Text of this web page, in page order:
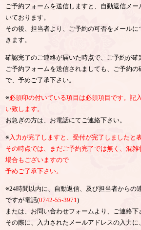
ご予約フォームを送信しますと、自動返信メ
いております。
その後、担当者より、ご予約の可否をメール
きます。
確認完了のご連絡が届いた時点で、ご予約が確
ご予約フォームを送信されましても、ご予約
で、予めご了承下さい。
※必須印の付いている項目は必須項目です。記
い致します。
お急ぎの方は、お電話にてご連絡下さい。
※ 入力が完了しますと、受付が完了しましたと
その時点では、まだご予約完了では無く、混
場合もございますので
予めご了承下さい。
※24時間以内に、自動返信、及び担当者からの
ですが電話(0742-55-3971)
または、お問い合わせフォームより、ご連絡下
その際に、入力されたメールアドレスの入力に